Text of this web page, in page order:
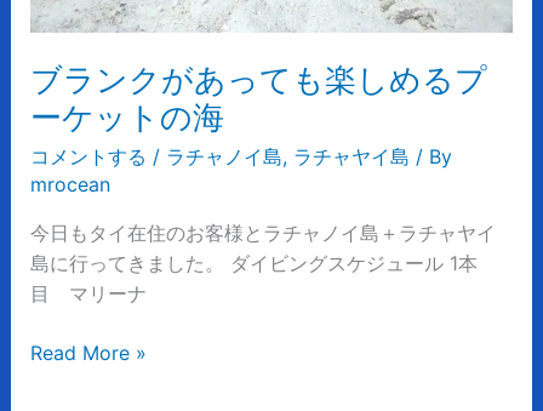
ブランクがあっても楽しめるプ
ーケットの海
コメントする / ラチャノイ島, ラチャヤイ島 / By
mrocean
今日もタイ在住のお客様とラチャノイ島＋ラチャヤイ
島に行ってきました。 ダイビングスケジュール 1本
目 マリーナ
め
プ
ッ
ト
の
海
Read More »